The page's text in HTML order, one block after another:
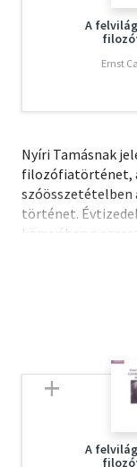
A
Ernst
Nyíri Tamásnak
filozófiatörténet,
szóösszetételben
történet.
könyvében a
A